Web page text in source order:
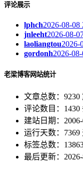
评论展示
lphch2026-08-08
jnleeht2026-08-
laoliangtou2026-
gordonh2026-
老梁博客网站统计
文章总数：9230
评论数目：1430
建站日期：
运行天数：7369
标签总数：
最后更新：